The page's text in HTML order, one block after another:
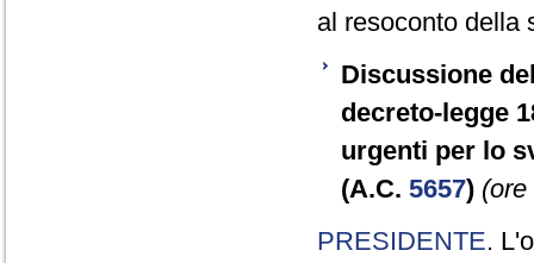
al resoconto della
Discussione
decreto-legge
urgenti per lo
(A.C. 5657) (ore
PRESIDENTE.